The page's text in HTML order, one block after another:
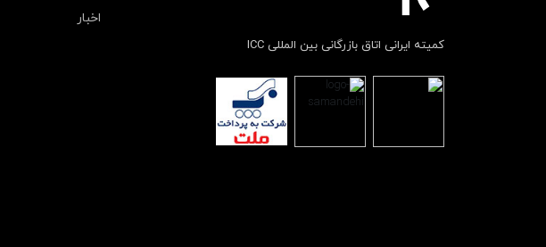
کمیته ایرانی اتاق بازرگانی بین المللی ICC
اخبار